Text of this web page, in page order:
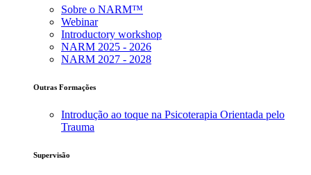
Sobre o NARM™
Webinar
Introductory workshop
NARM 2025 - 2026
NARM 2027 - 2028
Outras Formações
Introdução ao toque na Psicoterapia Orientada pelo
Trauma
Supervisão